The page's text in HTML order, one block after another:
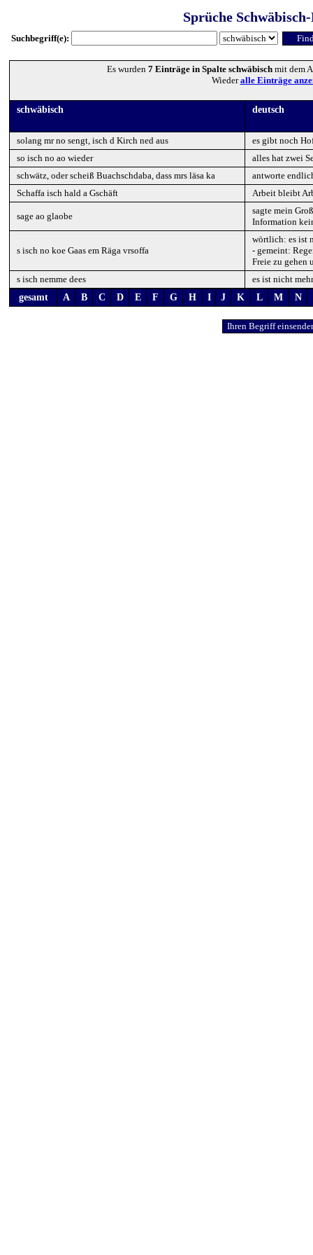
Sprüche
Suchbegriff(e):
Es wurden 7 Einträge in Spalte schwäbisch mit dem
Wiederalle Einträge
schwäbisch deutsch
solang mr no sengt, isch d Kirch ned aus
es gibt noch
so isch no ao wieder
alles hat zwei
schwätz, oder scheiß Buachschdaba, dass mrs läsa ka
antworte
Schaffa isch hald a Gschäft
Arbeit bleibt
sage ao glaobe
sagte mein
Information
s isch no koe Gaas em Räga vrsoffa
wörtlich: es ist
- gemeint:
Freie zu gehen
s isch nemme dees
es ist nicht
gesamt
A B C D E F G H I J K L M N